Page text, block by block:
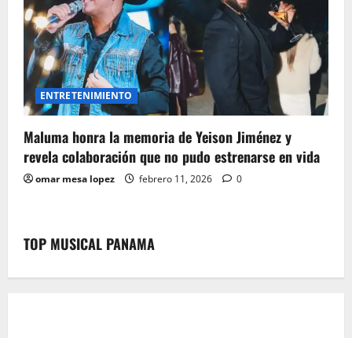
ENTRETENIMIENTO
Maluma honra la memoria de Yeison Jiménez y
revela colaboración que no pudo estrenarse en vida
omar mesa lopez febrero 11, 2026 0
TOP MUSICAL PANAMA